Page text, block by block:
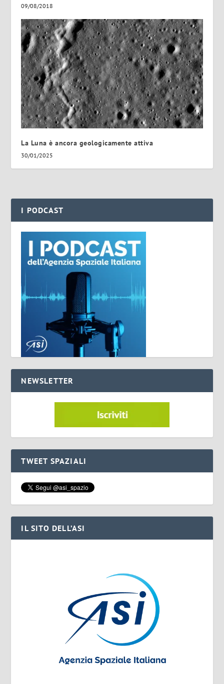
09/08/2018
La Luna è ancora geologicamente attiva
30/01/2025
I PODCAST
NEWSLETTER
TWEET SPAZIALI
IL SITO DELL’ASI